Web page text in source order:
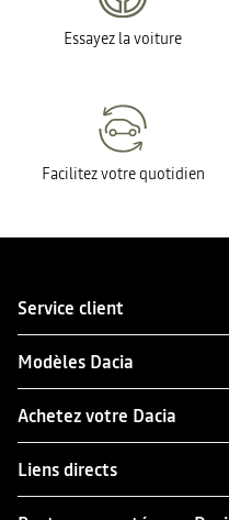
Essayez la voiture
Facilitez votre quotidien
Service client
Modèles Dacia
Achetez votre Dacia
Liens directs